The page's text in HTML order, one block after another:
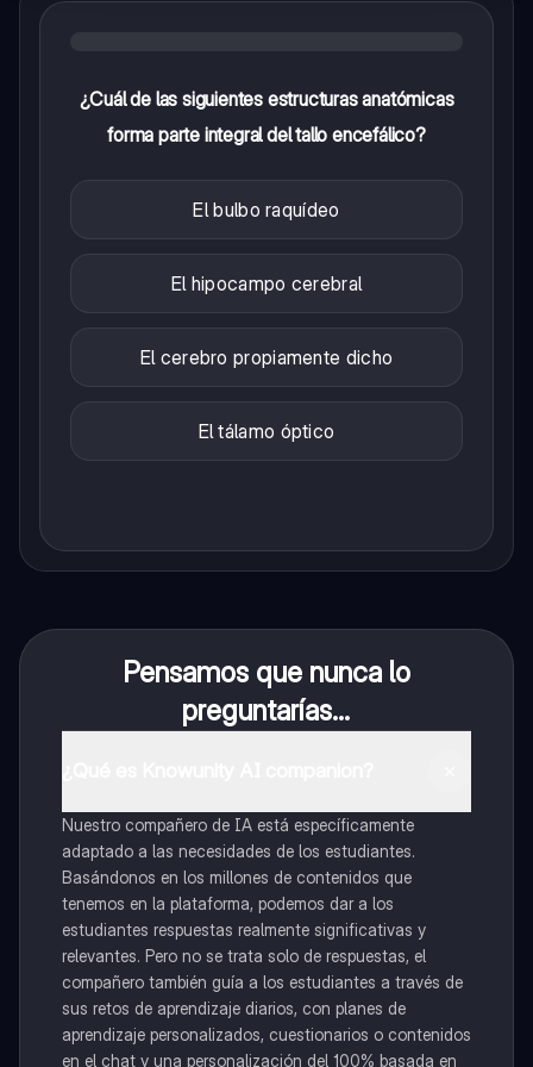
¿Cuál de las siguientes estructuras anatómicas
forma parte integral del tallo encefálico?
El bulbo raquídeo
El hipocampo cerebral
El cerebro propiamente dicho
El tálamo óptico
Pensamos que nunca lo
preguntarías...
Nuestro compañero de IA está específicamente
adaptado a las necesidades de los estudiantes.
Basándonos en los millones de contenidos que
tenemos en la plataforma, podemos dar a los
estudiantes respuestas realmente significativas y
relevantes. Pero no se trata solo de respuestas, el
compañero también guía a los estudiantes a través de
sus retos de aprendizaje diarios, con planes de
aprendizaje personalizados, cuestionarios o contenidos
en el chat y una personalización del 100% basada en